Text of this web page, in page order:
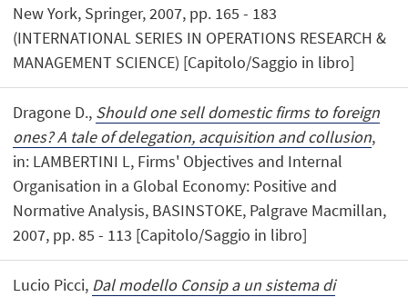
New York, Springer, 2007, pp. 165 - 183
(INTERNATIONAL SERIES IN OPERATIONS RESEARCH &
MANAGEMENT SCIENCE) [Capitolo/Saggio in libro]
Dragone D., Should one sell domestic firms to foreign
ones? A tale of delegation, acquisition and collusion,
in: LAMBERTINI L, Firms' Objectives and Internal
Organisation in a Global Economy: Positive and
Normative Analysis, BASINSTOKE, Palgrave Macmillan,
2007, pp. 85 - 113 [Capitolo/Saggio in libro]
Lucio Picci, Dal modello Consip a un sistema di